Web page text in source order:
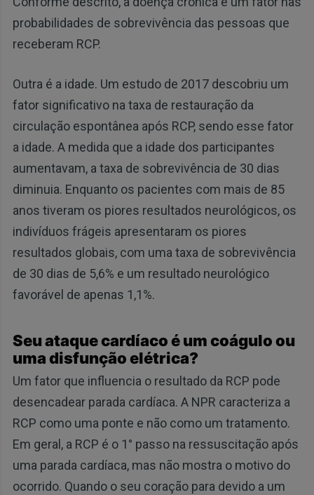
probabilidades de sobrevivência das pessoas que
receberam RCP.
Outra é a idade. Um estudo de 2017 descobriu um
fator significativo na taxa de restauração da
circulação espontânea após RCP, sendo esse fator
a idade. A medida que a idade dos participantes
aumentavam, a taxa de sobrevivência de 30 dias
diminuia. Enquanto os pacientes com mais de 85
anos tiveram os piores resultados neurológicos, os
indivíduos frágeis apresentaram os piores
resultados globais, com uma taxa de sobrevivência
de 30 dias de 5,6% e um resultado neurológico
favorável de apenas 1,1%.
Seu ataque cardíaco é um coágulo ou
uma disfunção elétrica?
Um fator que influencia o resultado da RCP pode
desencadear parada cardíaca. A NPR caracteriza a
RCP como uma ponte e não como um tratamento.
Em geral, a RCP é o 1° passo na ressuscitação após
uma parada cardíaca, mas não mostra o motivo do
ocorrido. Quando o seu coração para devido a um